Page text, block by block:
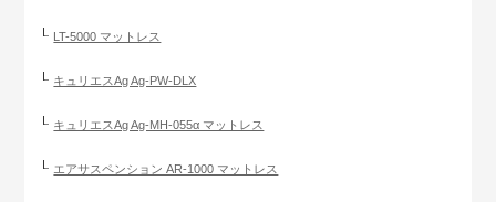
LT-5000 マットレス
キュリエスAg Ag-PW-DLX
キュリエスAg Ag-MH-055α マットレス
エアサスペンション AR-1000 マットレス